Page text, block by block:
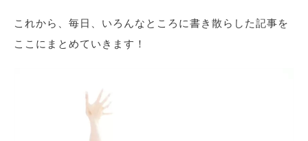
これから、毎日、いろんなところに書き散らした記事を
ここにまとめていきます！